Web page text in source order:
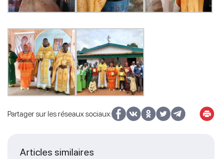
Partager sur les réseaux sociaux:
Articles similaires